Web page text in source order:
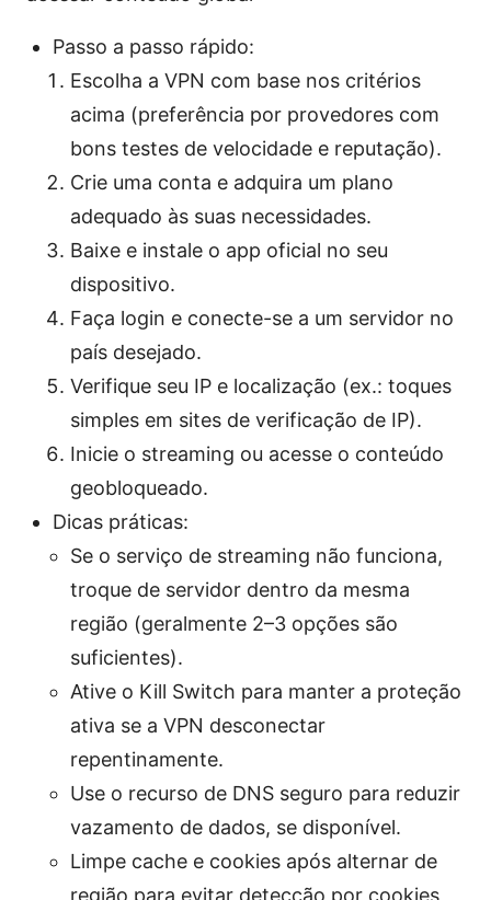
Passo a passo rápido:
Escolha a VPN com base nos critérios
acima (preferência por provedores com
bons testes de velocidade e reputação).
Crie uma conta e adquira um plano
adequado às suas necessidades.
Baixe e instale o app oficial no seu
dispositivo.
Faça login e conecte-se a um servidor no
país desejado.
Verifique seu IP e localização (ex.: toques
simples em sites de verificação de IP).
Inicie o streaming ou acesse o conteúdo
geobloqueado.
Dicas práticas:
Se o serviço de streaming não funciona,
troque de servidor dentro da mesma
região (geralmente 2–3 opções são
suficientes).
Ative o Kill Switch para manter a proteção
ativa se a VPN desconectar
repentinamente.
Use o recurso de DNS seguro para reduzir
vazamento de dados, se disponível.
Limpe cache e cookies após alternar de
região para evitar detecção por cookies